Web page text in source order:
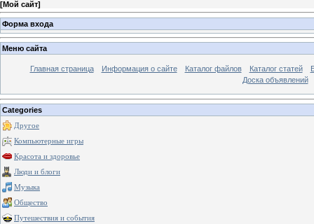
[Мой сайт]
Форма входа
Меню сайта
Главная страница Информация о сайте Каталог файлов Каталог статей
Доска объявлений
Categories
Другое
Компьютерные игры
Красота и здоровье
Люди и блоги
Музыка
Общество
Путешествия и события